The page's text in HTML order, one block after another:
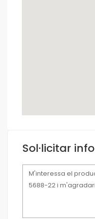
Sol·licitar
Missatge